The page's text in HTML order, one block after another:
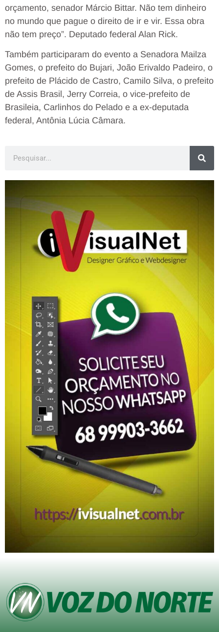
orçamento, senador Márcio Bittar. Não tem dinheiro
no mundo que pague o direito de ir e vir. Essa obra
não tem preço”. Deputado federal Alan Rick.
Também participaram do evento a Senadora Mailza
Gomes, o prefeito do Bujari, João Erivaldo Padeiro, o
prefeito de Plácido de Castro, Camilo Silva, o prefeito
de Assis Brasil, Jerry Correia, o vice-prefeito de
Brasileia, Carlinhos do Pelado e a ex-deputada
federal, Antônia Lúcia Câmara.